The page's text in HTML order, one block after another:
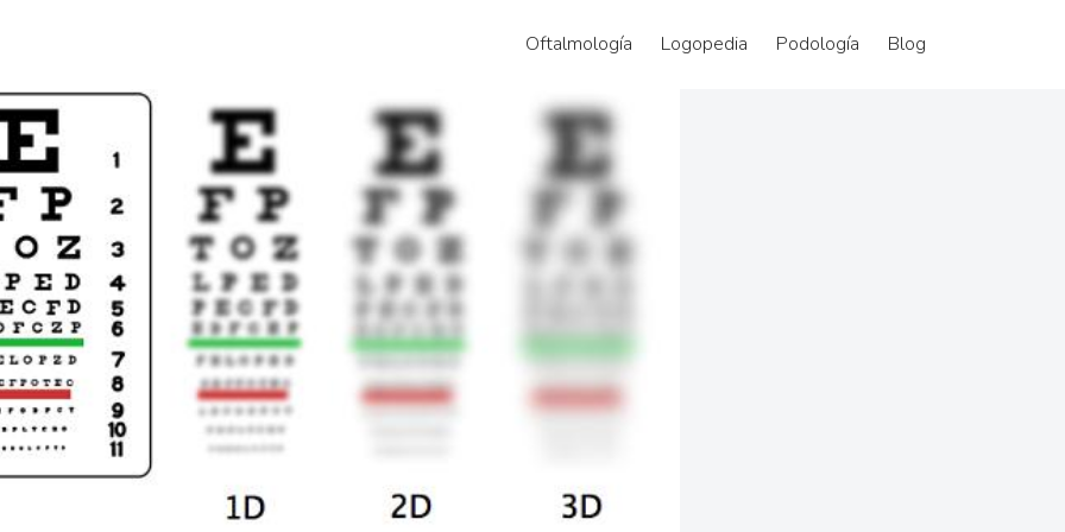
Oftalmología Logopedia Podología Blog